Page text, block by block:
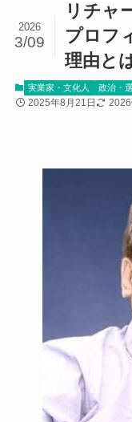
リチャ
プロフ
理由と
2026
3/09
実業家・文化人 政治・
2025年8月21日 2026